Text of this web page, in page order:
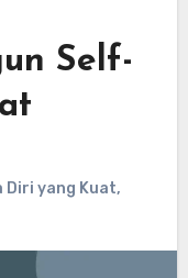
Self-
Diri yang Kuat,